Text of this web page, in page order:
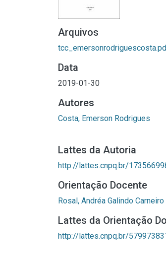
Arquivos
Data
2019-01-30
Autores
Costa, Emerson Rodrigues
Lattes da Autoria
http://lattes.cnpq.br/
Orientação Docente
Rosal, Andréa Galindo Carneiro
Lattes da Orientação
http://lattes.cnpq.br/